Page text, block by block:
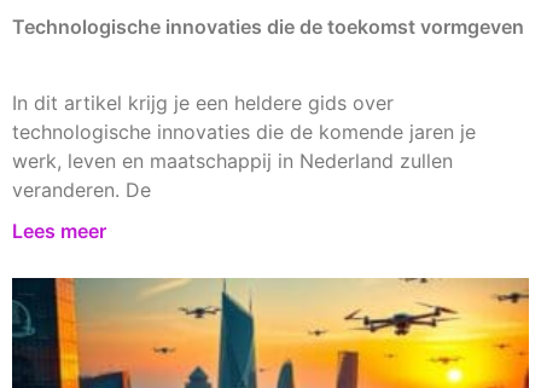
Technologische innovaties die de toekomst vormgeven
In dit artikel krijg je een heldere gids over
technologische innovaties die de komende jaren je
werk, leven en maatschappij in Nederland zullen
veranderen. De
Lees meer